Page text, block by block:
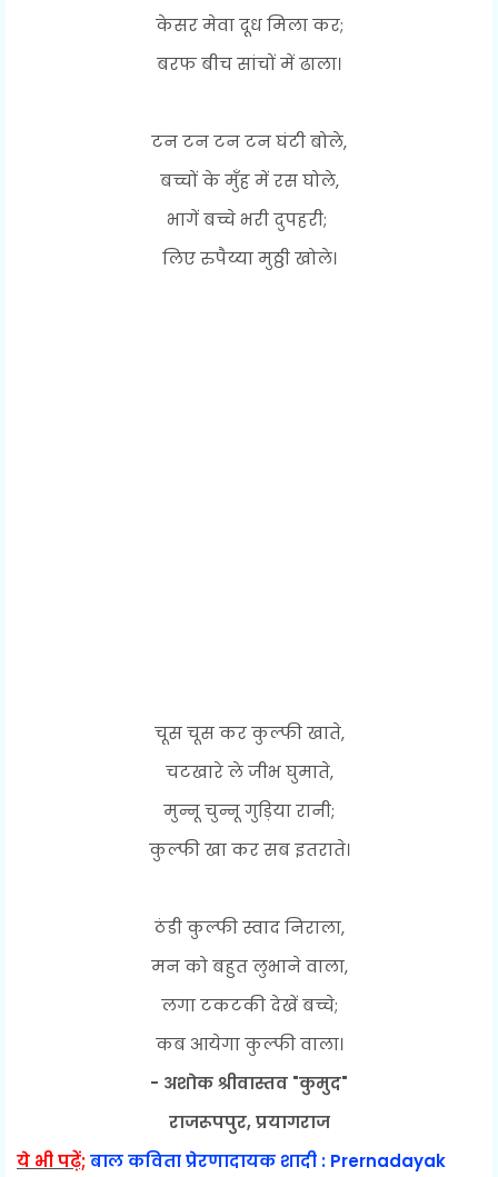
केसर मेवा दूध मिला कर;
बरफ बीच सांचों में ढाला।
टन टन टन टन घंटी बोले,
बच्चों के मुँह में रस घोले,
भागें बच्चे भरी दुपहरी;
लिए रुपैय्या मुठ्ठी खोले।
चूस चूस कर कुल्फी खाते,
चटखारे ले जीभ घुमाते,
मुन्नू चुन्नू गुड़िया रानी;
कुल्फी खा कर सब इतराते।
ठंडी कुल्फी स्वाद निराला,
मन को बहुत लुभाने वाला,
लगा टकटकी देखें बच्चे;
कब आयेगा कुल्फी वाला।
- अशोक श्रीवास्तव "कुमुद"
राजरूपपुर, प्रयागराज
ये भी पढ़ें;बाल कविता प्रेरणादायक शादी : Prernadayak